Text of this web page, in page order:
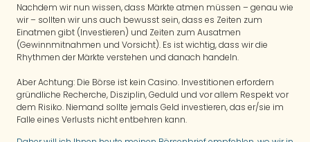
Nachdem wir nun wissen, dass Märkte atmen müssen – genau wie
wir – sollten wir uns auch bewusst sein, dass es Zeiten zum
Einatmen gibt (Investieren) und Zeiten zum Ausatmen
(Gewinnmitnahmen und Vorsicht). Es ist wichtig, dass wir die
Rhythmen der Märkte verstehen und danach handeln.
Aber Achtung: Die Börse ist kein Casino. Investitionen erfordern
gründliche Recherche, Disziplin, Geduld und vor allem Respekt vor
dem Risiko. Niemand sollte jemals Geld investieren, das er/sie im
Falle eines Verlusts nicht entbehren kann.